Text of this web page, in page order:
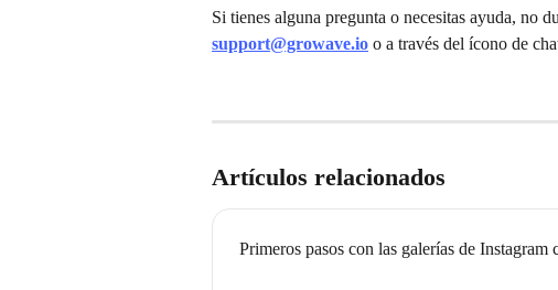
Si tienes alguna pregunta o necesitas ayuda, no
support@growave.io o a través del ícono de
Artículos relacionados
Primeros pasos con las galerías de Instagram